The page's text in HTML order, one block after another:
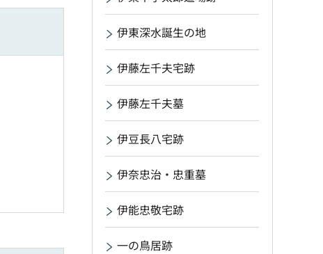
伊東深水誕生の地
伊藤左千夫宅跡
伊藤左千夫墓
伊豆長八宅跡
伊奈忠治・忠重墓
伊能忠敬宅跡
一の鳥居跡